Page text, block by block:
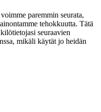
paremmin seurata,
tehokkuutta. Tätä
seuraavien
mikäli käytät jo heidän